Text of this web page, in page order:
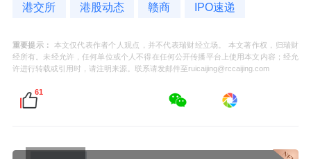
港交所 港股动态 赣商 IPO速递
重要提示：
本文仅代表作者个人观点，并不代表瑞财经立场。 本文著作权，归瑞财
经所有。未经允许，任何单位或个人不得在任何公开传播平台上使用本文内容；经允
许进行转载或引用时，请注明来源。联系请发邮件至ruicaijing@rccaijing.com
61